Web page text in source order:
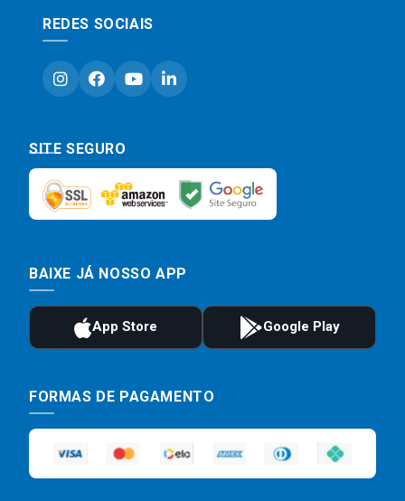
REDES SOCIAIS
SITE SEGURO
BAIXE JÁ NOSSO APP
FORMAS DE PAGAMENTO